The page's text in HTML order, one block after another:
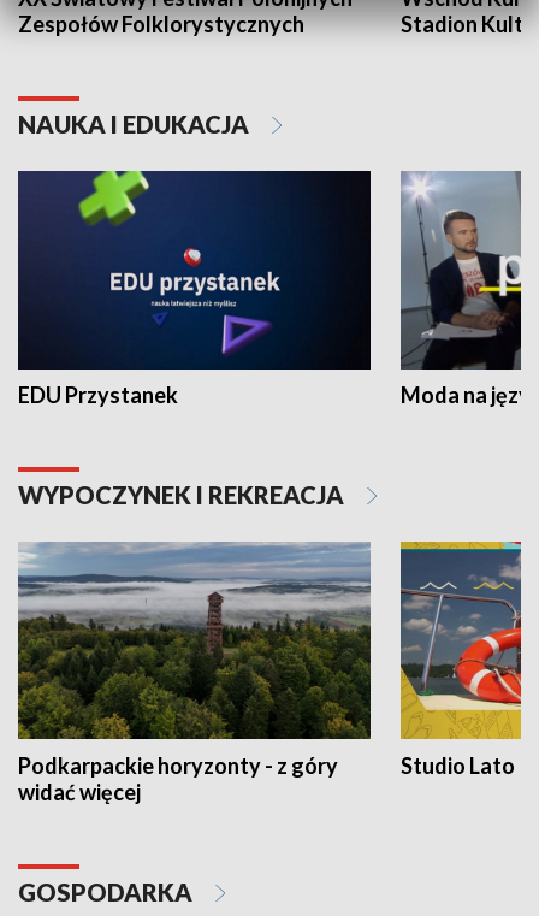
Zespołów Folklorystycznych
Stadion
NAUKA I EDUKACJA
EDU Przystanek Moda na
WYPOCZYNEK I REKREACJA
Podkarpackie horyzonty - z góry
widać więcej
Studio Lato
GOSPODARKA